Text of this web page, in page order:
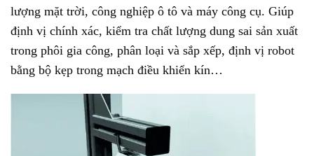
lượng mặt trời, công nghiệp ô tô và máy công cụ. Giúp
định vị chính xác, kiểm tra chất lượng dung sai sản xuất
trong phôi gia công, phân loại và sắp xếp, định vị robot
bằng bộ kẹp trong mạch điều khiển kín…